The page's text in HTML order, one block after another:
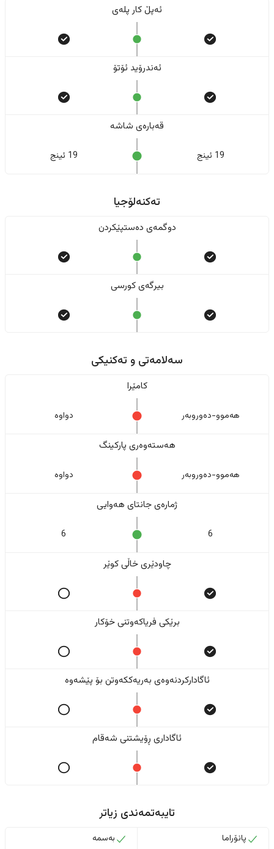
ئەپڵ کار پلەی
ئەندرۆید ئۆتۆ
قەبارەی شاشە
19 ئینج 19 ئینج
تەکنەلۆجیا
دوگمەی دەستپێکردن
بیرگەی کورسی
سەلامەتی و تەکنیکی
کامێرا
هەموو-دەوروبەر دواوە
هەستەوەری پارکینگ
هەموو-دەوروبەر دواوە
ژمارەی جانتای هەوایی
6
6
چاودێری خاڵی کوێر
برێکی فریاکەوتنی خۆکار
ئاگادارکردنەوەی بەریەککەوتن بۆ پێشەوە
ئاگاداری ڕۆیشتنی شەقام
تایبەتمەندی زیاتر
پانۆراما
بەسمە